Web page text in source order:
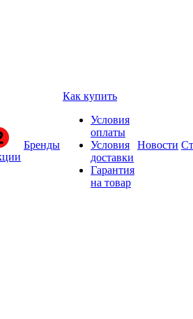
Бренды
Как купить
Условия
оплаты
Условия
доставки
Гарантия
на товар
Новости